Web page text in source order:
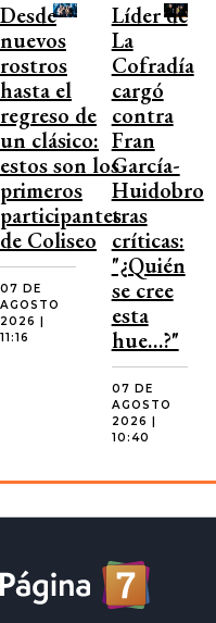
Desde
nuevos
rostros
hasta el
regreso de
un clásico:
estos son los
primeros
participantes
de Coliseo
07 DE
AGOSTO
2026 |
11:16
Líder de
La
Cofradía
cargó
contra
Fran
García-
Huidobro
tras
críticas:
"¿Quién
se cree
esta
hue…?"
07 DE
AGOSTO
2026 |
10:40